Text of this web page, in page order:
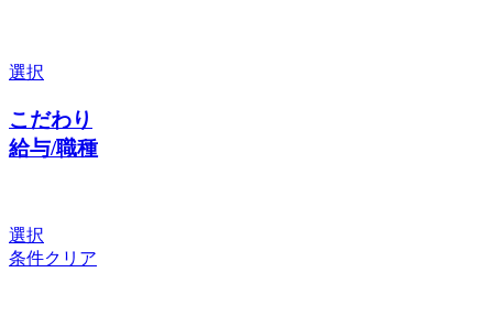
選択
こだわり
給与/職種
選択
条件クリア